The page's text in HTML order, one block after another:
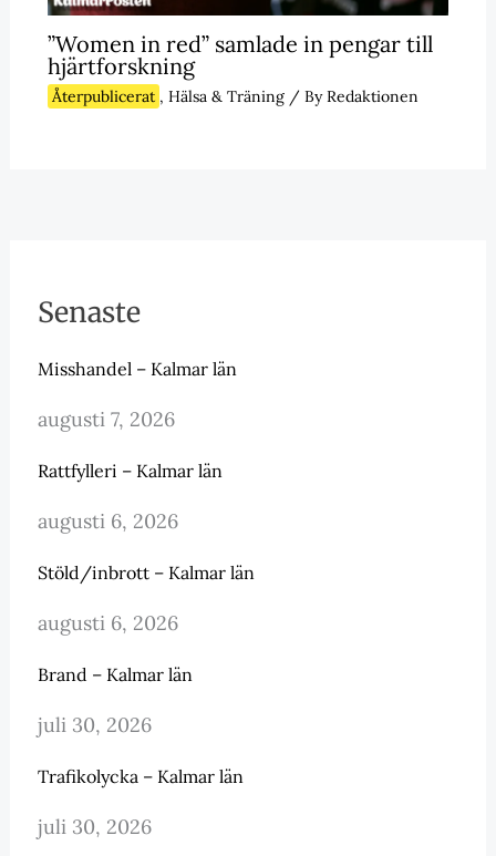
”Women in red” samlade in pengar till
hjärtforskning
Återpublicerat , Hälsa & Träning/ ByRedaktionen
Senaste
Misshandel – Kalmar län
augusti 7, 2026
Rattfylleri – Kalmar län
augusti 6, 2026
Stöld/inbrott – Kalmar län
augusti 6, 2026
Brand – Kalmar län
juli 30, 2026
Trafikolycka – Kalmar län
juli 30, 2026